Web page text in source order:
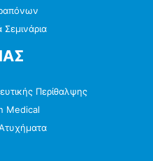
Σεμινάρια
Περίθαλψης
Medical